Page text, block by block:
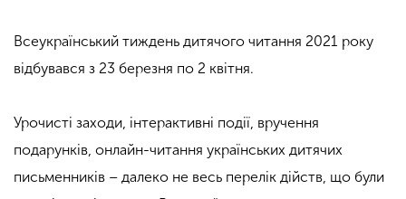
Всеукраїнський тиждень дитячого читання 2021 року
відбувався з 23 березня по 2 квітня.
Урочисті заходи, інтерактивні події, вручення
подарунків, онлайн-читання українських дитячих
письменників – далеко не весь перелік дійств, що були